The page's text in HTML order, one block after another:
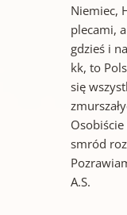
Niemiec,
plecami,
gdzieś i
kk, to
się
smród
A.S.